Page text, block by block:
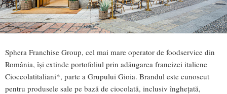
Sphera Franchise Group, cel mai mare operator de foodservice din
România, își extinde portofoliul prin adăugarea francizei italiene
Cioccolatitaliani*, parte a Grupului Gioia. Brandul este cunoscut
pentru produsele sale pe bază de ciocolată, inclusiv înghețată,